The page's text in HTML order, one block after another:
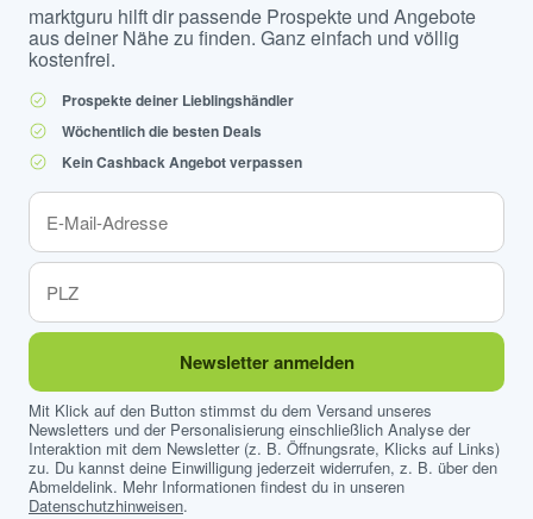
marktguru hilft dir passende Prospekte und Angebote
aus deiner Nähe zu finden. Ganz einfach und völlig
kostenfrei.
Prospekte deiner Lieblingshändler
Wöchentlich die besten Deals
Kein Cashback Angebot verpassen
Newsletter anmelden
Mit Klick auf den Button stimmst du dem Versand unseres
Newsletters und der Personalisierung einschließlich Analyse der
Interaktion mit dem Newsletter (z. B. Öffnungsrate, Klicks auf Links)
zu. Du kannst deine Einwilligung jederzeit widerrufen, z. B. über den
Abmeldelink. Mehr Informationen findest du in unseren
Datenschutzhinweisen.